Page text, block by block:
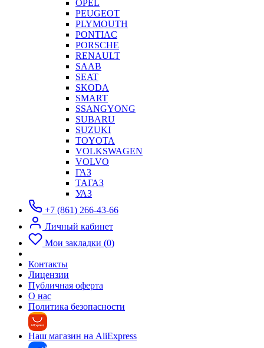
OPEL
PEUGEOT
PLYMOUTH
PONTIAC
PORSCHE
RENAULT
SAAB
SEAT
SKODA
SMART
SSANGYONG
SUBARU
SUZUKI
TOYOTA
VOLKSWAGEN
VOLVO
ГАЗ
ТАГАЗ
УАЗ
+7 (861) 266-43-66
Личный кабинет
Мои закладки (0)
Контакты
Лицензии
Публичная оферта
О нас
Политика безопасности
Наш магазин на AliExpress